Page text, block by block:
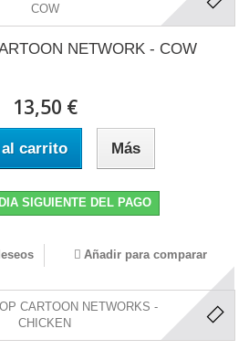
NETWORK - COW
13,50 €
carrito Más
SIGUIENTE DEL PAGO
Añadir para comparar